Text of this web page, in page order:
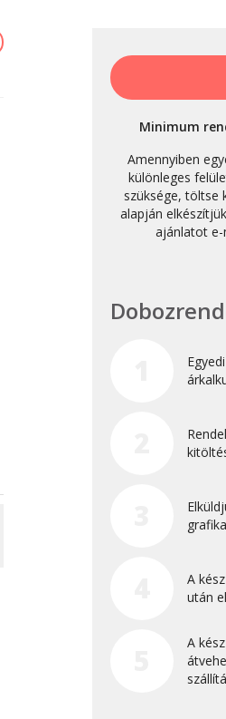
Minimum
Amennyiben
különleges
szüksége, töltse
alapján
ajánlatot e-
A
után
A